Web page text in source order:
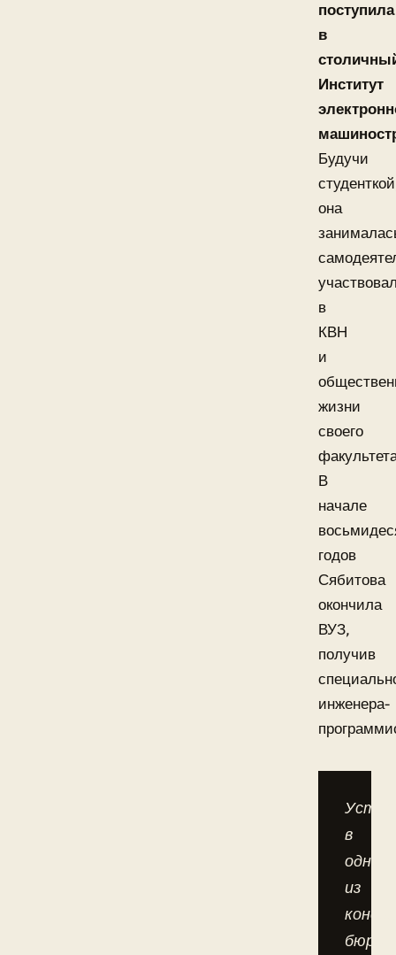
поступила
в
Институт
Будучи
она
в
КВН
и
жизни
своего
В
начале
годов
Сябитова
окончила
ВУЗ,
получив
инженера-
в
одно
из
бюро,